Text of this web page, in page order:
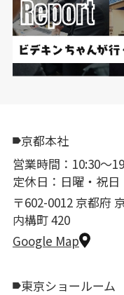
京都本社
営業時間：10:30〜
定休日：日曜・祝日
〒602-0012 京都府
内構町 420
Google Map
東京ショールーム